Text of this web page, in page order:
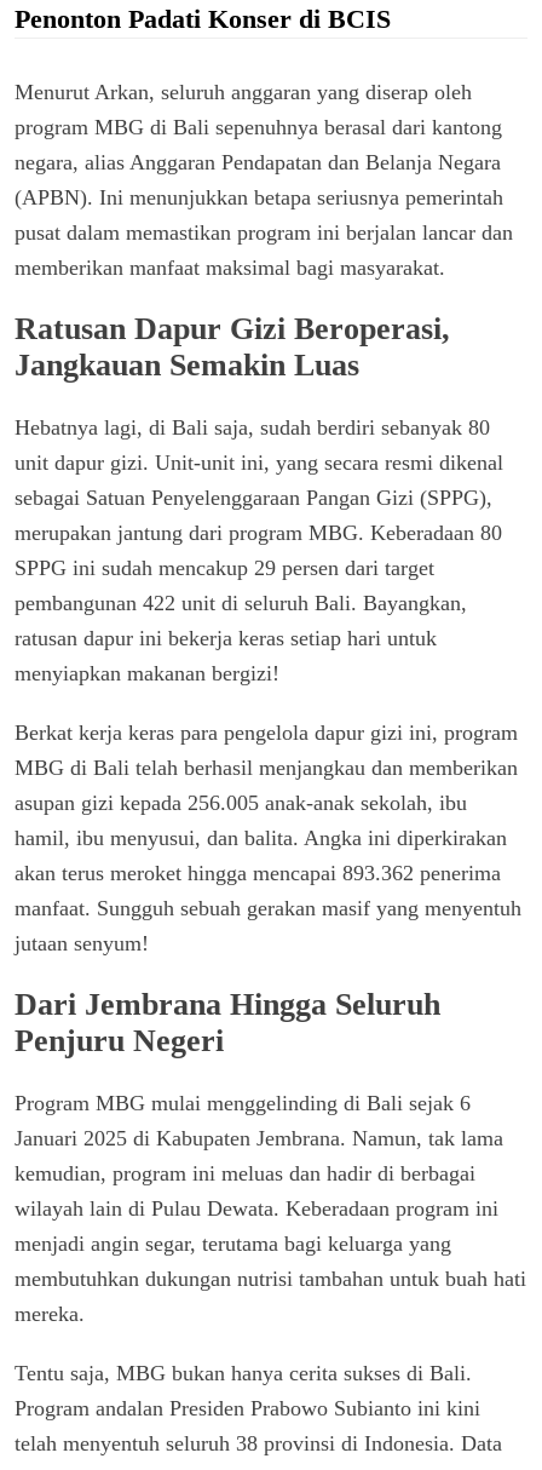
Penonton Padati Konser di BCIS
Menurut Arkan, seluruh anggaran yang diserap oleh
program MBG di Bali sepenuhnya berasal dari kantong
negara, alias Anggaran Pendapatan dan Belanja Negara
(APBN). Ini menunjukkan betapa seriusnya pemerintah
pusat dalam memastikan program ini berjalan lancar dan
memberikan manfaat maksimal bagi masyarakat.
Ratusan Dapur Gizi Beroperasi,
Jangkauan Semakin Luas
Hebatnya lagi, di Bali saja, sudah berdiri sebanyak 80
unit dapur gizi. Unit-unit ini, yang secara resmi dikenal
sebagai Satuan Penyelenggaraan Pangan Gizi (SPPG),
merupakan jantung dari program MBG. Keberadaan 80
SPPG ini sudah mencakup 29 persen dari target
pembangunan 422 unit di seluruh Bali. Bayangkan,
ratusan dapur ini bekerja keras setiap hari untuk
menyiapkan makanan bergizi!
Berkat kerja keras para pengelola dapur gizi ini, program
MBG di Bali telah berhasil menjangkau dan memberikan
asupan gizi kepada 256.005 anak-anak sekolah, ibu
hamil, ibu menyusui, dan balita. Angka ini diperkirakan
akan terus meroket hingga mencapai 893.362 penerima
manfaat. Sungguh sebuah gerakan masif yang menyentuh
jutaan senyum!
Dari Jembrana Hingga Seluruh
Penjuru Negeri
Program MBG mulai menggelinding di Bali sejak 6
Januari 2025 di Kabupaten Jembrana. Namun, tak lama
kemudian, program ini meluas dan hadir di berbagai
wilayah lain di Pulau Dewata. Keberadaan program ini
menjadi angin segar, terutama bagi keluarga yang
membutuhkan dukungan nutrisi tambahan untuk buah hati
mereka.
Tentu saja, MBG bukan hanya cerita sukses di Bali.
Program andalan Presiden Prabowo Subianto ini kini
telah menyentuh seluruh 38 provinsi di Indonesia. Data